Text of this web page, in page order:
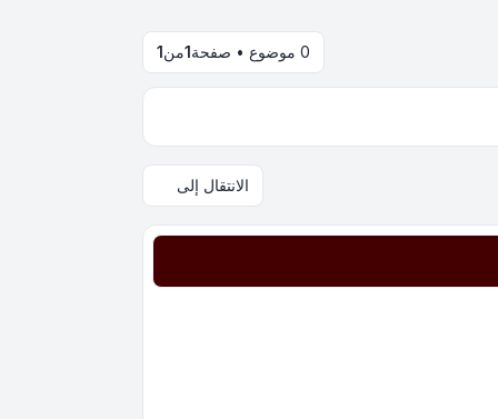
0 موضوع • صفحة 1من1
الانتقال إلى